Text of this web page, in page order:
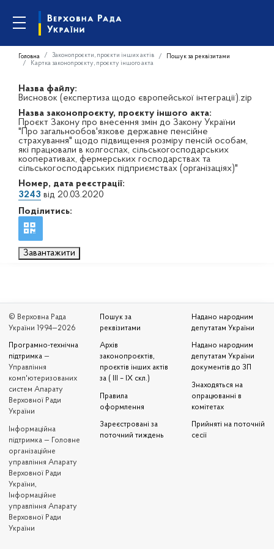
Головна Законопроєкти, проєкти інших актів
Пошук за реквізитами
Картка законопроєкту, проєкту іншого акта
Назва файлу:
Висновок (експертиза щодо європейської інтеграції).zip
Назва законопроєкту, проєкту іншого акта:
Проєкт Закону про внесення змін до Закону України
"Про загальнообов'язкове державне пенсійне
страхування" щодо підвищення розміру пенсій особам,
які працювали в колгоспах, сільськогосподарських
кооперативах, фермерських господарствах та
сільськогосподарських підприємствах (організаціях)"
Номер, дата реєстрації:
3243 від 20.03.2020
Поділитись:
Завантажити
© Верховна Рада
України 1994—2026
Програмно-технічна
підтримка —
Управління
комп'ютеризованих
систем Апарату
Верховної Ради
України
Iнформаційна
підтримка — Головне
організаційне
управління Апарату
Верховної Ради
України,
Інформаційне
управління Апарату
Верховної Ради
України
Пошук за
реквізитами
Архів
законопроєктів,
проєктів інших актів
за ( III – IX скл.)
Правила
оформлення
Зареєстровані за
поточний тиждень
Надано народним
депутатам України
Надано народним
депутатам України
документів до ЗП
Знаходяться на
опрацюванні в
комітетах
Прийняті на поточній
сесії